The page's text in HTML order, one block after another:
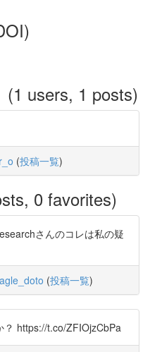
(1 users, 1 posts)
(投稿一覧)
0 favorites)
さんのコレは私の疑
(投稿一覧)
？ https://t.co/ZFIOjzCbPa